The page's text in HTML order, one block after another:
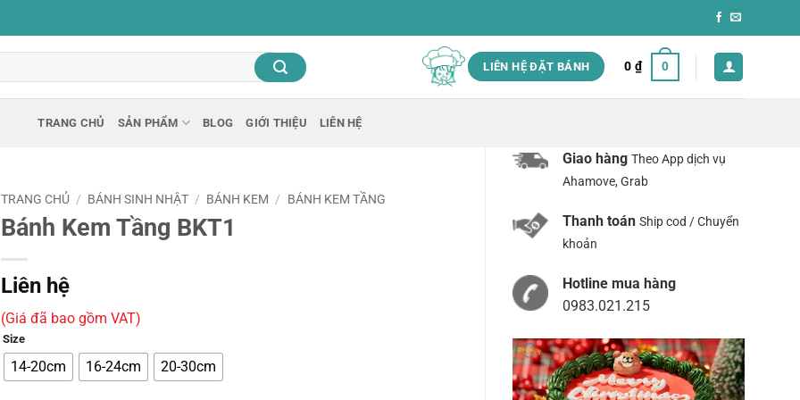
LIÊN HỆ ĐẶT BÁNH 0 ₫ 0
TRANG CHỦ SẢN PHẨM BLOG GIỚI THIỆU LIÊN HỆ
Giao hàng Theo App dịch vụ
Ahamove, Grab
Thanh toán Ship cod / Chuyển
khoản
Hotline mua hàng
0983.021.215
TRANG CHỦ / BÁNH SINH NHẬT / BÁNH KEM / BÁNH KEM TẦNG
Bánh Kem Tầng BKT1
Liên hệ
(Giá đã bao gồm VAT)
Size
14-20cm 16-24cm 20-30cm